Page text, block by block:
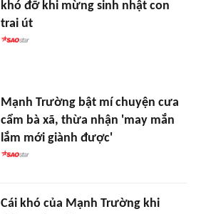
khó đỡ khi mừng sinh nhật con
trai út
Mạnh Trường bật mí chuyện cưa
cẩm bà xã, thừa nhận 'may mắn
lắm mới giành được'
Cái khó của Mạnh Trường khi